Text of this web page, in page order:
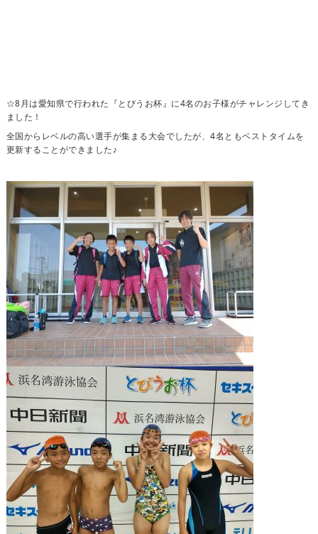
☆8月は愛知県で行われた『とびうお杯』に4名のお子様がチャレンジしてき
ました！
全国からレベルの高い選手が集まる大会でしたが、4名ともベストタイムを
更新することができました♪